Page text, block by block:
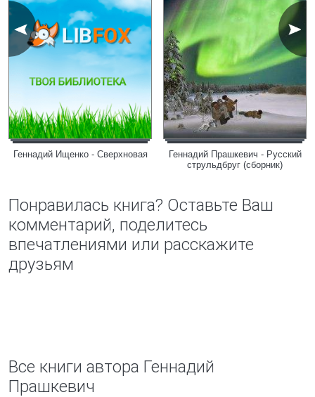
Геннадий Ищенко - Сверхновая
Геннадий Прашкевич - Русский
струльдбруг (сборник)
Понравилась книга? Оставьте Ваш
комментарий, поделитесь
впечатлениями или расскажите
друзьям
Все книги автора Геннадий
Прашкевич